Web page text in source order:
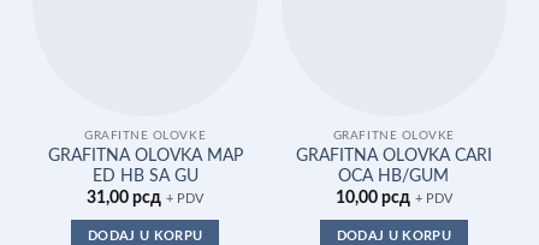
GRAFITNE OLOVKE
GRAFITNA OLOVKA MAP
ED HB SA GU
31,00рсд + PDV
DODAJ U KORPU
GRAFITNE OLOVKE
GRAFITNA OLOVKA CARI
OCA HB/GUM
10,00 рсд + PDV
DODAJ U KORPU